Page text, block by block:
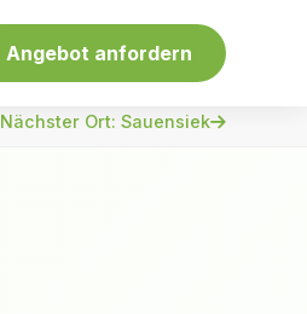
Angebot anfordern
Nächster Ort: Sauensiek